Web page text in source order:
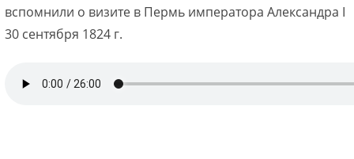
вспомнили о визите в Пермь императора Александра I
30 сентября 1824 г.